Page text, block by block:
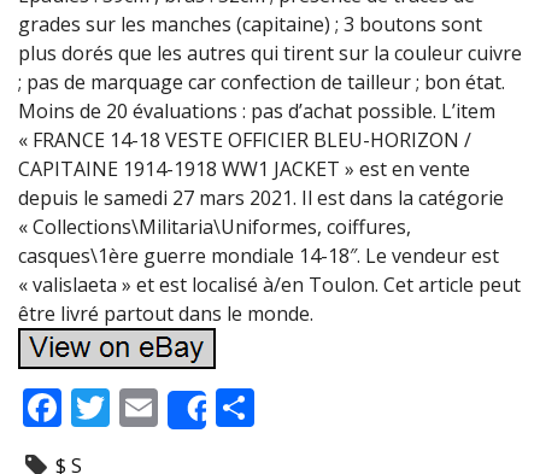
grades sur les manches (capitaine) ; 3 boutons sont
plus dorés que les autres qui tirent sur la couleur cuivre
; pas de marquage car confection de tailleur ; bon état.
Moins de 20 évaluations : pas d’achat possible. L’item
« FRANCE 14-18 VESTE OFFICIER BLEU-HORIZON /
CAPITAINE 1914-1918 WW1 JACKET » est en vente
depuis le samedi 27 mars 2021. Il est dans la catégorie
« Collections\Militaria\Uniformes, coiffures,
casques\1ère guerre mondiale 14-18″. Le vendeur est
« valislaeta » et est localisé à/en Toulon. Cet article peut
être livré partout dans le monde.
F
ac
T E
m
Share
$ S